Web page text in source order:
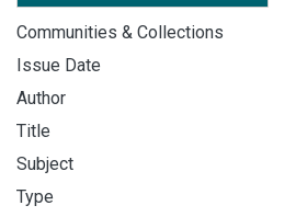
Communities & Collections
Issue Date
Author
Title
Subject
Type